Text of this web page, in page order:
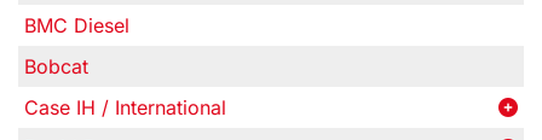
BMC Diesel
Bobcat
Case IH / International